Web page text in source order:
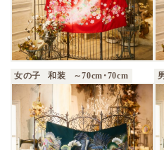
女の子 和装 ～70cm・70cm